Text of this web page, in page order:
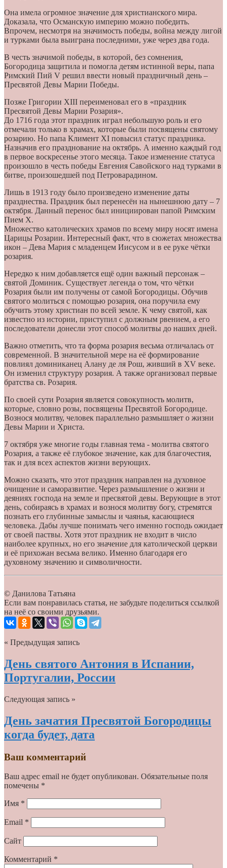
Она имела огромное значение для христианского мира.
Доказала, что Османскую империю можно победить.
Впрочем, несмотря на значимость победы, война между лигой
и турками была выиграна последними, уже через два года.
В честь значимой победы, в которой, без сомнения,
Богородица защитила и помогла детям истинной веры, папа
Римский Пий V решил ввести новый праздничный день –
Пресвятой Девы Марии Победы.
Позже Григории XIII переименовал его в «праздник
Пресвятой Девы Марии Розария».
До 1716 года этот праздник играл небольшую роль и его
отмечали только в храмах, которые были посвящены святому
розарию. Но папа Климент XI повысил статус праздника.
Назначив его празднование на октябрь. А именно каждый год
в первое воскресенье этого месяца. Такое изменение статуса
произошло в честь победы Евгения Савойского над турками в
битве, произошедшей под Петроварадином.
Лишь в 1913 году было произведено изменение даты
празднества. Праздник был перенесён на нынешнюю дату – 7
октября. Данный перенос был инициирован папой Римским
Пием X.
Множество католических храмов по всему миру носят имена
Царицы Розарии. Интересный факт, что в сюжетах множества
икон – Дева Мария с младенцем Иисусом и в ее руке чётки
розария.
Нередко к ним добавляется ещё один важный персонаж –
святой Доминик. Существует легенда о том, что чётки
Розария были им получены от самой Богородицы. Обучив
святого молиться с помощью розария, она поручила ему
обучить этому христиан по всей земле. К чему святой, как
известно из истории, приступил с должным рвением, а его
последователи донесли этот способ молитвы до наших дней.
Важно отметить, что та форма розария весьма отличалась от
современной. В значительной мере на её формирование
повлиял доминиканец Алану де ля Рош, живший в XV веке.
Он изменил структуру розария. А также организовал первые
братства св. Розария.
По своей сути Розария является совокупность молитв,
которые, словно розы, посвящены Пресвятой Богородице.
Вознося молитву, человек параллельно размышляет о жизни
Девы Марии и Христа.
7 октября уже многие годы главная тема - молитва святого
Розария, а также её глубокое значение, как для благочестия,
так и для всех аспектов жизни верующих.
Можно сказать, что этот праздник направлен на духовное
очищение и саморазвитие. Через размышление о жизни и
деяниях господа на земле и пресвятой девы. Верующие в этот
день, собираясь в храмах и вознося молитву богу, стремятся
познать его глубинные замыслы и чаянья, касающиеся
человека. Дабы лучше понимать чего именно господь ожидает
от своей паствы. Хотя этот праздник не входит в число
наиболее крупных, но его значение для католической церкви
и её прихожан весьма велико. Именно благодаря его
духовному значению и символичности.
© Данилова Татьяна
Если вам понравилась статья, не забудьте поделиться ссылкой
на неё со своими друзьями.
« Предыдущая запись
День святого Антония в Испании,
Португалии, России
Следующая запись »
День зачатия Пресвятой Богородицы
когда будет, дата
Ваш комментарий
Ваш адрес email не будет опубликован. Обязательные поля
помечены *
Имя *
Email *
Сайт
Комментарий *